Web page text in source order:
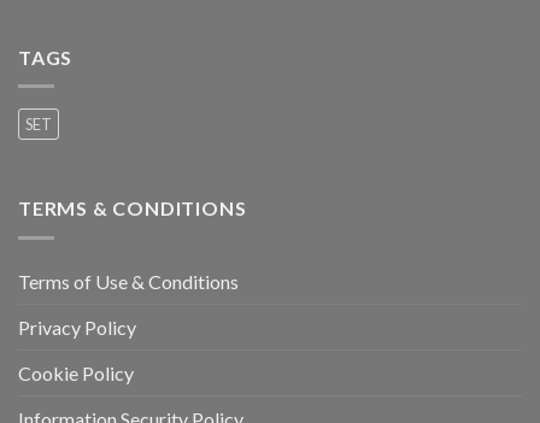
TAGS
SET
TERMS & CONDITIONS
Terms of Use & Conditions
Privacy Policy
Cookie Policy
Information Security Policy